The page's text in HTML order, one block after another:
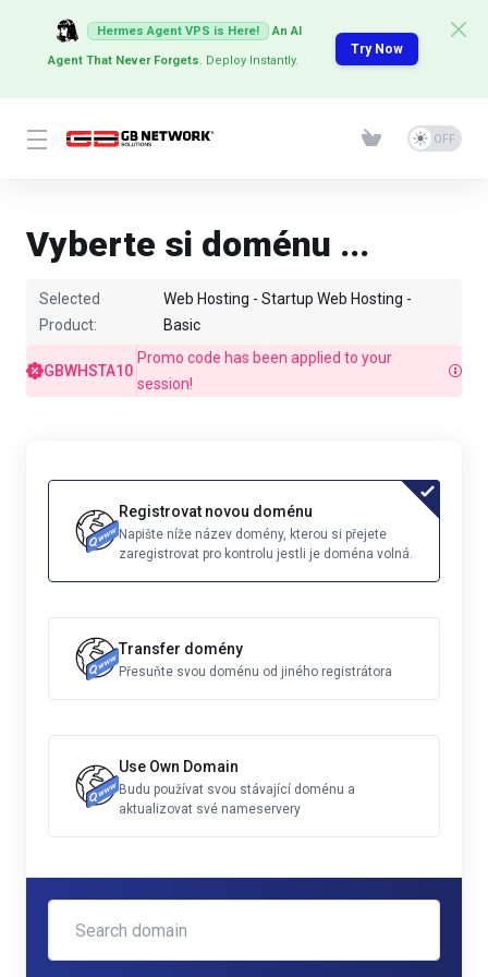
Hermes Agent VPS is Here! An AI
Agent That Never Forgets. Deploy Instantly.
Try Now
Vyberte si doménu ...
Selected
Product:
Web Hosting - Startup Web Hosting -
Basic
GBWHSTA10
Promo code has been applied to your
session!
Registrovat novou doménu
Napište níže název domény, kterou si přejete
zaregistrovat pro kontrolu jestli je doména volná.
Transfer domény
Přesuňte svou doménu od jiného registrátora
Use Own Domain
Budu používat svou stávající doménu a
aktualizovat své nameservery